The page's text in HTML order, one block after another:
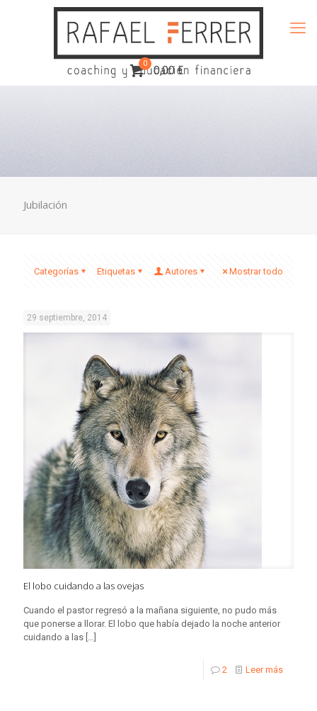
0
0,00 €
Jubilación
Categorías Etiquetas Autores Mostrar todo
29 septiembre, 2014
El lobo cuidando a las ovejas
Cuando el pastor regresó a la mañana siguiente, no pudo más
que ponerse a llorar. El lobo que había dejado la noche anterior
cuidando a las […]
2 Leer más